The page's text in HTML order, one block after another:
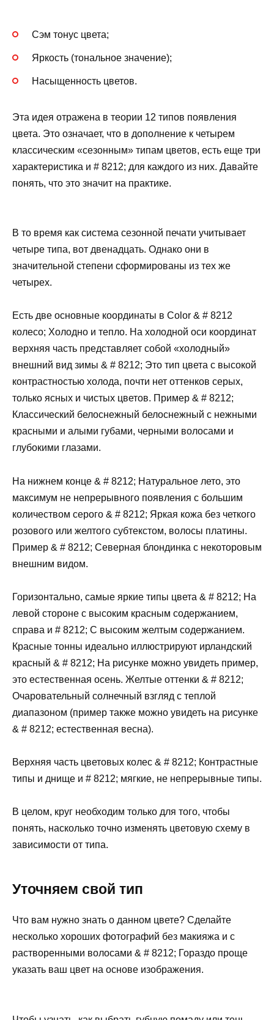
Сэм тонус цвета;
Яркость (тональное значение);
Насыщенность цветов.
Эта идея отражена в теории 12 типов появления
цвета. Это означает, что в дополнение к четырем
классическим «сезонным» типам цветов, есть еще три
характеристика и # 8212; для каждого из них. Давайте
понять, что это значит на практике.
В то время как система сезонной печати учитывает
четыре типа, вот двенадцать. Однако они в
значительной степени сформированы из тех же
четырех.
Есть две основные координаты в Color & # 8212
колесо; Холодно и тепло. На холодной оси координат
верхняя часть представляет собой «холодный»
внешний вид зимы & # 8212; Это тип цвета с высокой
контрастностью холода, почти нет оттенков серых,
только ясных и чистых цветов. Пример & # 8212;
Классический белоснежный белоснежный с нежными
красными и алыми губами, черными волосами и
глубокими глазами.
На нижнем конце & # 8212; Натуральное лето, это
максимум не непрерывного появления с большим
количеством серого & # 8212; Яркая кожа без четкого
розового или желтого субтекстом, волосы платины.
Пример & # 8212; Северная блондинка с некоторовым
внешним видом.
Горизонтально, самые яркие типы цвета & # 8212; На
левой стороне с высоким красным содержанием,
справа и # 8212; С высоким желтым содержанием.
Красные тонны идеально иллюстрируют ирландский
красный & # 8212; На рисунке можно увидеть пример,
это естественная осень. Желтые оттенки & # 8212;
Очаровательный солнечный взгляд с теплой
диапазоном (пример также можно увидеть на рисунке
& # 8212; естественная весна).
Верхняя часть цветовых колес & # 8212; Контрастные
типы и днище и # 8212; мягкие, не непрерывные типы.
В целом, круг необходим только для того, чтобы
понять, насколько точно изменять цветовую схему в
зависимости от типа.
Уточняем свой тип
Что вам нужно знать о данном цвете? Сделайте
несколько хороших фотографий без макияжа и с
растворенными волосами & # 8212; Гораздо проще
указать ваш цвет на основе изображения.